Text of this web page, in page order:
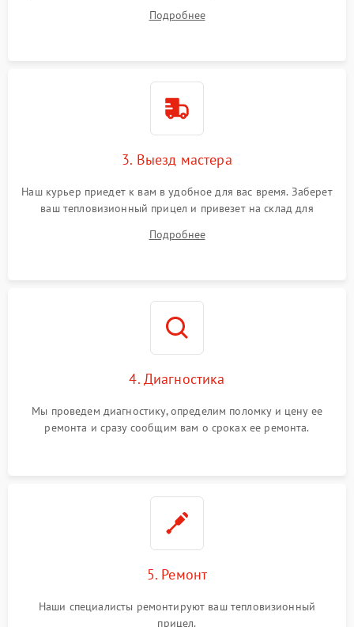
Поломка системы защиты
Подробнее
3. Выезд мастера
Наш курьер приедет к вам в удобное для вас время. Заберет
ваш тепловизионный прицел и привезет на склад для
Подробнее
4. Диагностика
Мы проведем диагностику, определим поломку и цену ее
ремонта и сразу сообщим вам о сроках ее ремонта.
5. Ремонт
Наши специалисты ремонтируют ваш тепловизионный
прицел.